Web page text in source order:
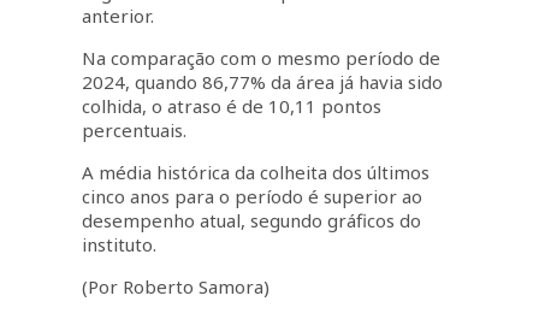
anterior.
Na comparação com o mesmo período de
2024, quando 86,77% da área já havia sido
colhida, o atraso é de 10,11 pontos
percentuais.
A média histórica da colheita dos últimos
cinco anos para o período é superior ao
desempenho atual, segundo gráficos do
instituto.
(Por Roberto Samora)